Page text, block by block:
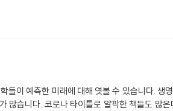
들이 예측한 미래에 대해 엿볼 수 있습니다.
많습니다. 코로나 타이틀로 얄팍한 책들도 많